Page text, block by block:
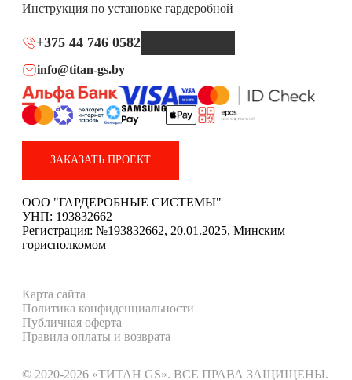
Инструкция по установке гардеробной
+375 44 746 0582
info@titan-gs.by
ЗАКАЗАТЬ ПРОЕКТ
ООО "ГАРДЕРОБНЫЕ СИСТЕМЫ"
УНП: 193832662
Регистрация: №193832662, 20.01.2025, Минским
горисполкомом
Карта сайта
Политика конфиденциальности
Публичная оферта
Правила оплаты и возврата
© 2020-2026 «ТИТАН GS». ВСЕ ПРАВА ЗАЩИЩЕНЫ.